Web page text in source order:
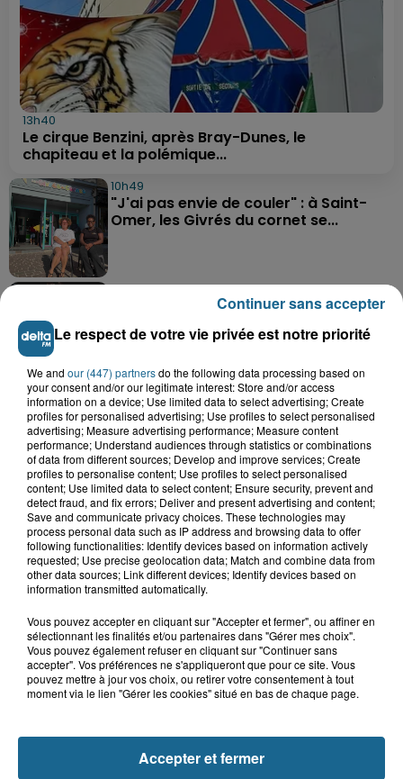
13h40
Le cirque Benzini, après Bray-Dunes, le
chapiteau et la polémique...
10h49
"J'ai pas envie de couler" : à Saint-
Omer, les Givrés du cornet se...
9h58
Une préparation très physique attend
les basketteurs de...
9h26
Des super-héros dans le ciel de
Grand-Fort-Philippe
8h29
Un chien sauvé d'une mort certaine
dans une voiture à...
Le respect de votre vie privée est notre priorité
We and our (447) partnersdo the following data processing based on
your consent and/or our legitimate interest: Store and/or access
information on a device; Use limited data to select advertising; Create
profiles for personalised advertising; Use profiles to select personalised
advertising; Measure advertising performance; Measure content
performance; Understand audiences through statistics or combinations
of data from different sources; Develop and improve services; Create
profiles to personalise content; Use profiles to select personalised
content; Use limited data to select content; Ensure security, prevent and
detect fraud, and fix errors; Deliver and present advertising and content;
Save and communicate privacy choices. These technologies may
process personal data such as IP address and browsing data to offer
following functionalities: Identify devices based on information actively
requested; Use precise geolocation data; Match and combine data from
other data sources; Link different devices; Identify devices based on
information transmitted automatically.
Vous pouvez accepter en cliquant sur "Accepter et fermer", ou affiner en
sélectionnant les finalités et/ou partenaires dans "Gérer mes choix".
Vous pouvez également refuser en cliquant sur "Continuer sans
accepter". Vos préférences ne s'appliqueront que pour ce site. Vous
pouvez mettre à jour vos choix, ou retirer votre consentement à tout
moment via le lien "Gérer les cookies" situé en bas de chaque page.
Accepter et fermer
Continuer sans accepter